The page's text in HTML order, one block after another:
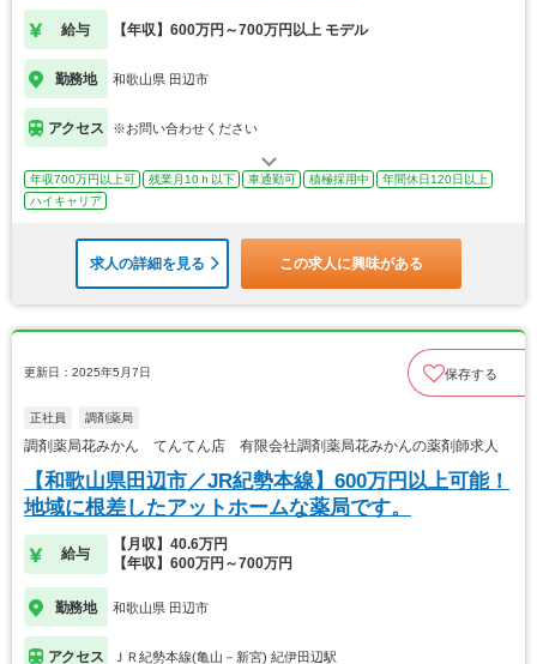
給与 【年収】600万円～700万円以上 モデル
勤務地 和歌山県 田辺市
アクセス ※お問い合わせください
年収700万円以上可 残業月10ｈ以下 車通勤可 積極採用中
年間休日120日以上
ハイキャリア
求人の詳細を見る この求人に興味がある
更新日：2025年5月7日 保存する
正社員 調剤薬局
調剤薬局花みかん てんてん店 有限会社調剤薬局花みかんの薬剤師求人
【和歌山県田辺市／JR紀勢本線】600万円以上可能！
地域に根差したアットホームな薬局です。
給与
【月収】40.6万円
【年収】600万円～700万円
勤務地 和歌山県 田辺市
アクセス ＪＲ紀勢本線(亀山－新宮) 紀伊田辺駅